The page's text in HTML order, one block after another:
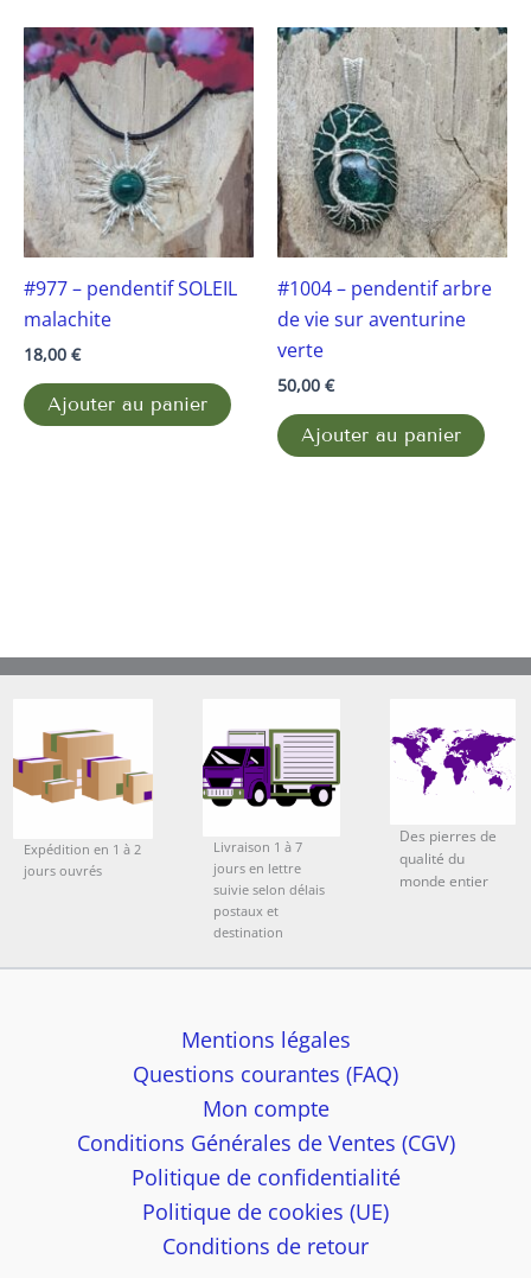
#977 – pendentif SOLEIL
malachite
18,00 €
Ajouter au panier
#1004 – pendentif arbre
de vie sur aventurine
verte
50,00 €
Ajouter au panier
Expédition en 1 à 2
jours ouvrés
Livraison 1 à 7
jours en lettre
suivie selon délais
postaux et
destination
Des pierres de
qualité du
monde entier
Mentions légales
Questions courantes (FAQ)
Mon compte
Conditions Générales de Ventes (CGV)
Politique de confidentialité
Politique de cookies (UE)
Conditions de retour